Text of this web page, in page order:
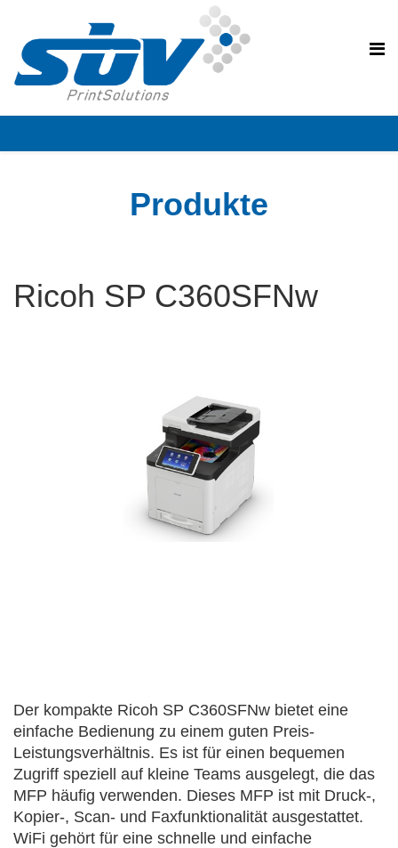
Produkte
Ricoh SP C360SFNw
Der kompakte Ricoh SP C360SFNw bietet eine
einfache Bedienung zu einem guten Preis-
Leistungsverhältnis. Es ist für einen bequemen
Zugriff speziell auf kleine Teams ausgelegt, die das
MFP häufig verwenden. Dieses MFP ist mit Druck-,
Kopier-, Scan- und Faxfunktionalität ausgestattet.
WiFi gehört für eine schnelle und einfache